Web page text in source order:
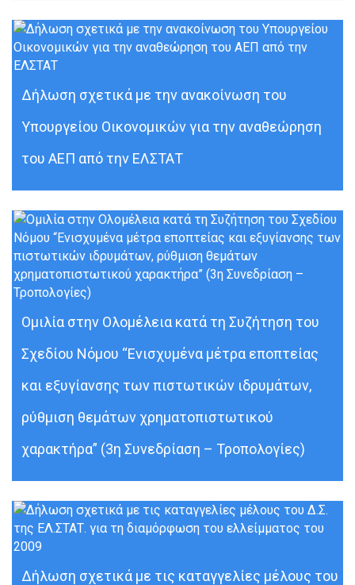
Δήλωση σχετικά με την ανακοίνωση του
Υπουργείου Οικονομικών για την αναθεώρηση
του ΑΕΠ από την ΕΛΣΤΑΤ
Ομιλία στην Ολομέλεια κατά τη Συζήτηση του
Σχεδίου Νόμου “Ενισχυμένα μέτρα εποπτείας
και εξυγίανσης των πιστωτικών ιδρυμάτων,
ρύθμιση θεμάτων χρηματοπιστωτικού
χαρακτήρα” (3η Συνεδρίαση – Τροπολογίες)
Δήλωση σχετικά με τις καταγγελίες μέλους του